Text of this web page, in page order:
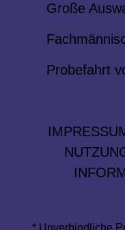
Große
Probefahrt